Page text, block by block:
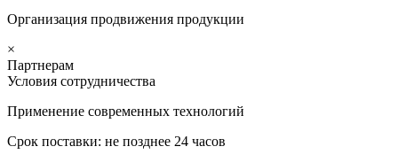
Организация продвижения продукции
×
Партнерам
Условия сотрудничества
Применение современных технологий
Срок поставки: не позднее 24 часов